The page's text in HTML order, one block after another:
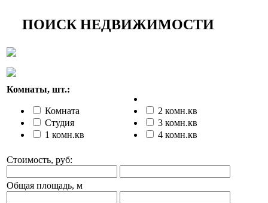
ПОИСК НЕДВИЖИМОСТИ
Комнаты, шт.:
Комната
Студия
1 комн.кв
2 комн.кв
3 комн.кв
4 комн.кв
Стоимость, руб:
Общая площадь, м